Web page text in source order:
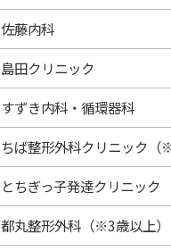
佐藤内科
島田クリニック
すずき内科・循環器科
ちば整形外科クリニック（
とちぎっ子発達クリニック
都丸整形外科（※3歳以上）